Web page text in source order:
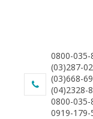
0800-035-
(03)287-
(03)668-
(04)2328-
0800-035-
0919-179-